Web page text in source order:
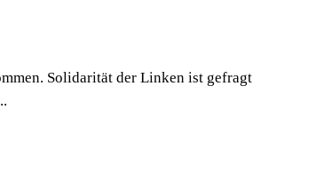
Solidarität der Linken ist gefragt